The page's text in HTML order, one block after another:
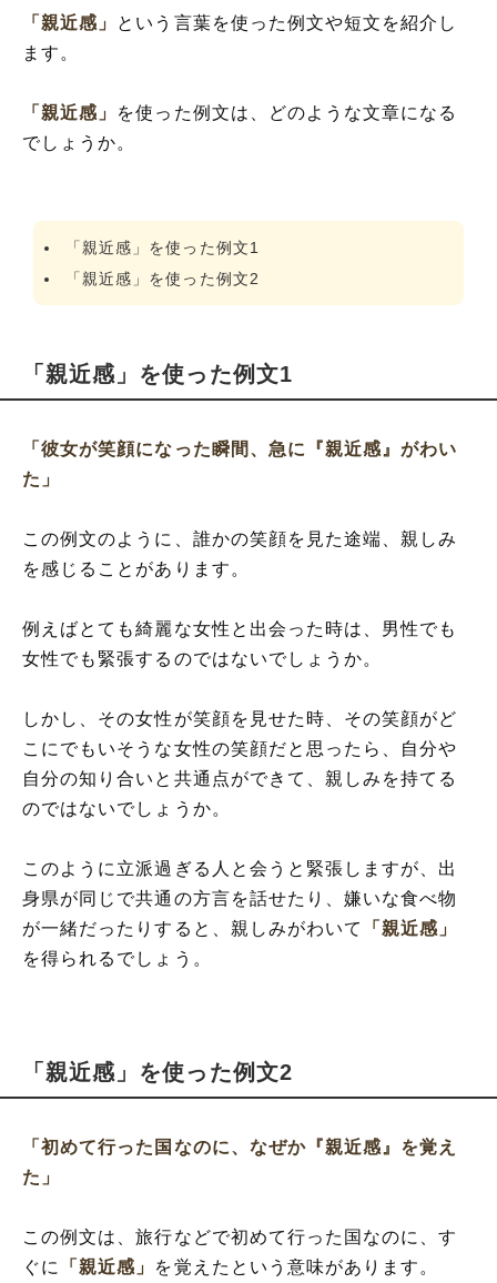
「親近感」 という言葉を使った例文や短文を紹介し
ます。
「親近感」 を使った例文は、どのような文章になる
でしょうか。
「親近感」を使った例文1
「親近感」を使った例文2
「親近感」を使った例文1
「彼女が笑顔になった瞬間、急に『親近感』がわい
た」
この例文のように、誰かの笑顔を見た途端、親しみ
を感じることがあります。
例えばとても綺麗な女性と出会った時は、男性でも
女性でも緊張するのではないでしょうか。
しかし、その女性が笑顔を見せた時、その笑顔がど
こにでもいそうな女性の笑顔だと思ったら、自分や
自分の知り合いと共通点ができて、親しみを持てる
のではないでしょうか。
このように立派過ぎる人と会うと緊張しますが、出
身県が同じで共通の方言を話せたり、嫌いな食べ物
が一緒だったりすると、親しみがわいて
「親近感」
を得られるでしょう。
「親近感」を使った例文2
「初めて行った国なのに、なぜか『親近感』を覚え
た」
この例文は、旅行などで初めて行った国なのに、す
ぐに
「親近感」 を覚えたという意味があります。